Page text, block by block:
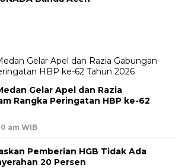
Gelar Apel dan Razia
Rangka Peringatan HBP ke-62
am WIB
Pemberian HGB Tidak Ada
20 Persen